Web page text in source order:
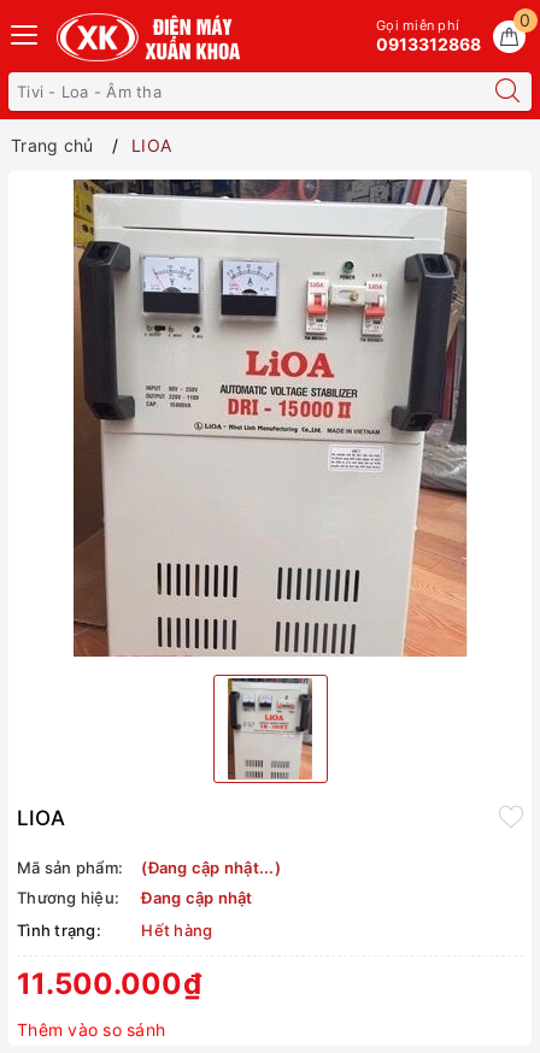
0
Gọi miễn phí
0913312868
Trang chủ LIOA
LIOA
Mã sản phẩm:
(Đang cập nhật...)
Thương hiệu:
Đang cập nhật
Tình trạng:
Hết hàng
11.500.000₫
Thêm vào so sánh